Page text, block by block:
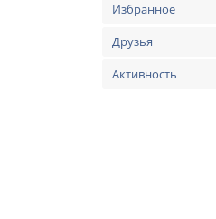
Избранное
Друзья
Активность